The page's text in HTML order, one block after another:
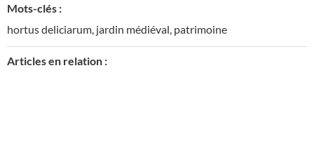
Mots-clés :
hortus deliciarum jardin médiéval patrimoine
Articles en relation :